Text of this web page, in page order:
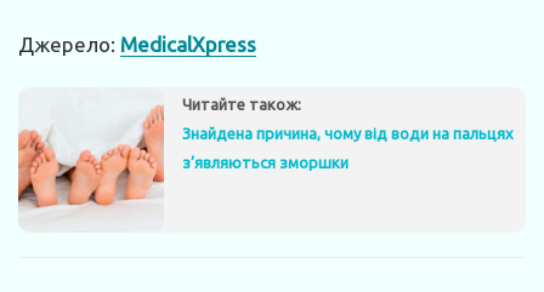
Джерело: MedicalXpress
Читайте також:
Знайдена причина, чому від води на пальцях
з’являються зморшки